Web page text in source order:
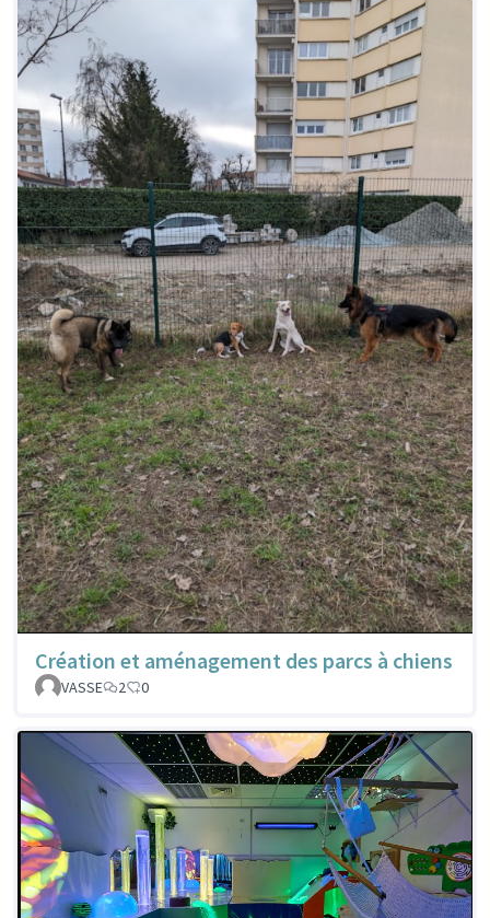
Création et aménagement des parcs à chiens
VASSE 2 0